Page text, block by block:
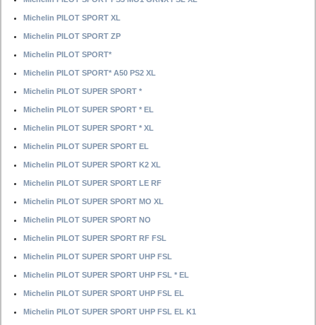
Michelin PILOT SPORT XL
Michelin PILOT SPORT ZP
Michelin PILOT SPORT*
Michelin PILOT SPORT* A50 PS2 XL
Michelin PILOT SUPER SPORT *
Michelin PILOT SUPER SPORT * EL
Michelin PILOT SUPER SPORT * XL
Michelin PILOT SUPER SPORT EL
Michelin PILOT SUPER SPORT K2 XL
Michelin PILOT SUPER SPORT LE RF
Michelin PILOT SUPER SPORT MO XL
Michelin PILOT SUPER SPORT NO
Michelin PILOT SUPER SPORT RF FSL
Michelin PILOT SUPER SPORT UHP FSL
Michelin PILOT SUPER SPORT UHP FSL * EL
Michelin PILOT SUPER SPORT UHP FSL EL
Michelin PILOT SUPER SPORT UHP FSL EL K1